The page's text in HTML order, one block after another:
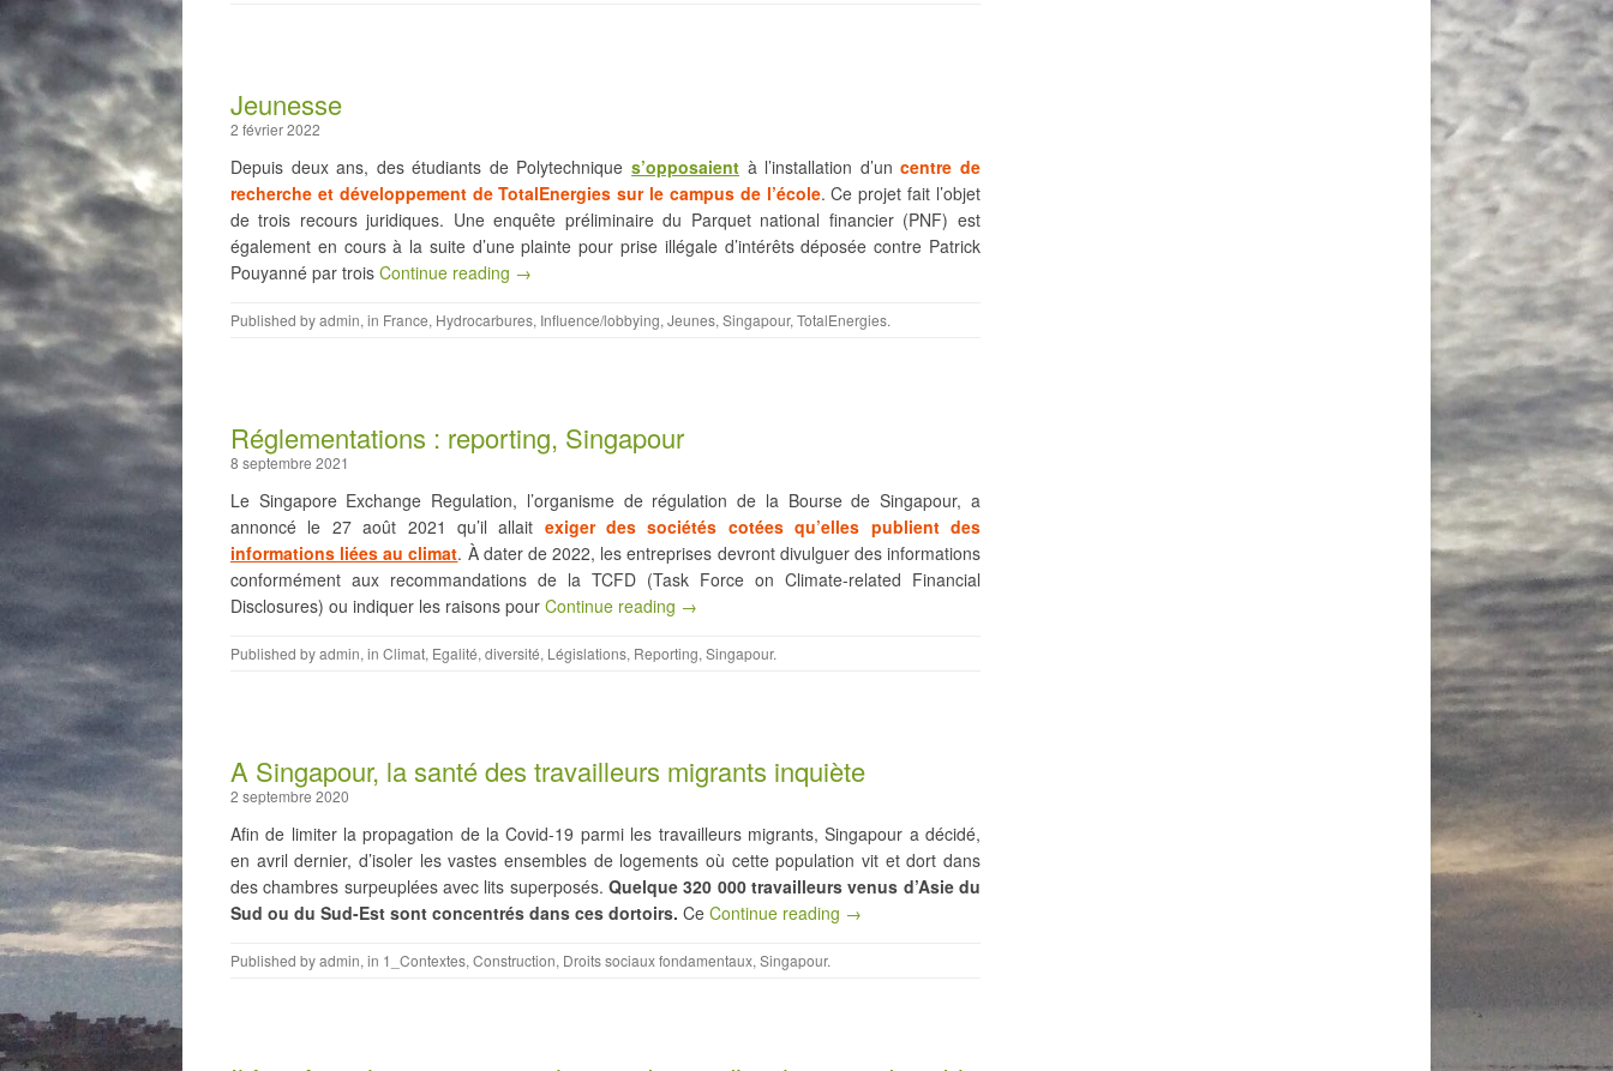
Jeunesse
2 février 2022
Depuis deux ans, des étudiants de Polytechniques’opposaient à l’installation d’uncentre de
recherche et développement de TotalEnergies sur le campus de l’école. Ce projet fait l’objet
de trois recours juridiques. Une enquête préliminaire du Parquet national financier (PNF) est
également en cours à la suite d’une plainte pour prise illégale d’intérêts déposée contre Patrick
Pouyanné par trois Continue reading →
Published byadmin, in France, Hydrocarbures, Influence/lobbying, Jeunes, Singapour, TotalEnergies.
Réglementations : reporting, Singapour
8 septembre 2021
Le Singapore Exchange Regulation, l’organisme de régulation de la Bourse de Singapour, a
annoncé le 27 août 2021 qu’il allait exiger des sociétés cotées qu’elles publient des
informations liées au climat. À dater de 2022, les entreprises devront divulguer des informations
conformément aux recommandations de la TCFD (Task Force on Climate-related Financial
Disclosures) ou indiquer les raisons pour Continue reading →
Published byadmin, in Climat, Egalité, diversité, Législations, Reporting, Singapour.
A Singapour, la santé des travailleurs migrants inquiète
2 septembre 2020
Afin de limiter la propagation de la Covid-19 parmi les travailleurs migrants, Singapour a décidé,
en avril dernier, d’isoler les vastes ensembles de logements où cette population vit et dort dans
des chambres surpeuplées avec lits superposés. Quelque 320 000 travailleurs venus d’Asie du
Sud ou du Sud-Est sont concentrés dans ces dortoirs. Ce Continue reading →
Published byadmin, in 1_Contextes, Construction, Droits sociaux fondamentaux, Singapour.